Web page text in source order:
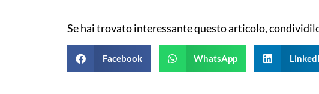
Se hai trovato interessante questo articolo,
Facebook WhatsApp